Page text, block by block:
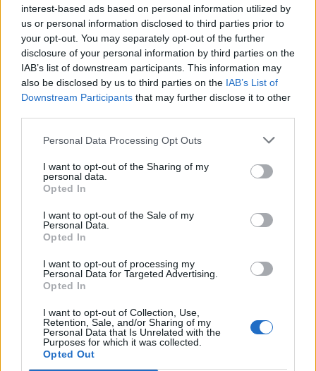
interest-based ads based on personal information utilized by
us or personal information disclosed to third parties prior to
your opt-out. You may separately opt-out of the further
disclosure of your personal information by third parties on the
IAB’s list of downstream participants. This information may
also be disclosed by us to third parties on the IAB’s List of
Downstream Participants that may further disclose it to other
Personal Data Processing Opt Outs
I want to opt-out of the Sharing of my
personal data.
Opted In
I want to opt-out of the Sale of my
Personal Data.
Opted In
I want to opt-out of processing my
Personal Data for Targeted Advertising.
Opted In
I want to opt-out of Collection, Use,
Retention, Sale, and/or Sharing of my
Personal Data that Is Unrelated with the
Purposes for which it was collected.
Opted Out
Στο κοινό βρισκόταν και η μητέρα του
Χρήστου Μάστορα. Κάποια στιγμή ο
τραγουδιστής πλησιάζει τη Γαρυφαλλιά
Καληφώνη, που στεκόταν μπροστά στη σκηνή,
και της λέει με νόημα: «Μου γυρνάς την πλάτη.
Μη γίνουμε viral μόνο ε; A, ρε Γαρυφαλλιά…».
Η στιγμή που ο Χρήστος Μάστορας
έδωσε το μικρόφωνο στη Γαρυφαλλιά
Καληφώνη
Λίγο αργότερα, ο Χρήστος Μάστορας αρχίζει
να τραγουδά κοιτώντας την στα μάτια: «Αν δεν